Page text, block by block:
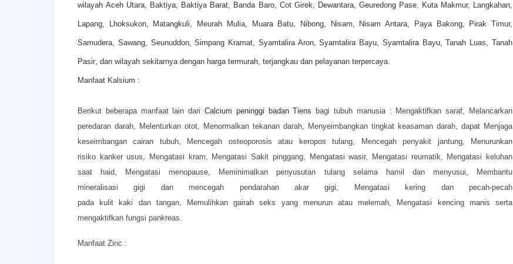
wilayah Aceh Utara, Baktiya, Baktiya Barat, Banda Baro, Cot Girek, Dewantara, Geuredong Pase, Kuta Makmur, Langkahan,
Lapang, Lhoksukon, Matangkuli, Meurah Mulia, Muara Batu, Nibong, Nisam, Nisam Antara, Paya Bakong, Pirak Timur,
Samudera, Sawang, Seunuddon, Simpang Kramat, Syamtalira Aron, Syamtalira Bayu, Syamtalira Bayu, Tanah Luas, Tanah
Pasir, dan wilayah sekitarnya dengan harga termurah, terjangkau dan pelayanan terpercaya.
Manfaat Kalsium :
Berikut beberapa manfaat lain dari Calcium peninggi badan Tiens bagi tubuh manusia : Mengaktifkan saraf,
Melancarkan
peredaran darah, Melenturkan otot, Menormalkan tekanan darah, Menyeimbangkan tingkat keasaman darah, dapat Menjaga
keseimbangan cairan tubuh,
Mencegah osteoporosis atau keropos tulang, Mencegah penyakit jantung,
Menurunkan
risiko kanker usus,
Mengatasi kram, Mengatasi Sakit pinggang, Mengatasi wasir, Mengatasi reumatik, Mengatasi keluhan
saat haid,
Mengatasi menopause, Meminimalkan penyusutan tulang selama hamil dan menyusui,
Membantu
mineralisasi gigi dan mencegah pendarahan akar gigi,
Mengatasi kering dan pecah-pecah
pada kulit kaki dan tangan,
Memulihkan gairah seks yang menurun atau melemah,
Mengatasi kencing manis serta
mengaktifkan fungsi pankreas.
Manfaat Zinc :